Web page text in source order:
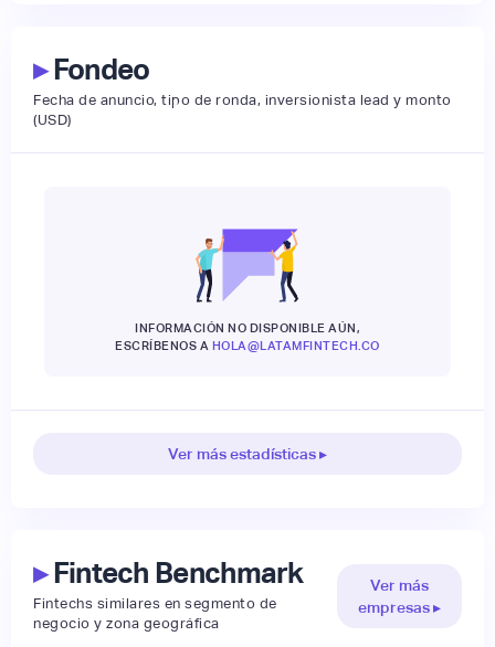
▸Fondeo
Fecha de anuncio, tipo de ronda, inversionista lead y monto
(USD)
INFORMACIÓN NO DISPONIBLE AÚN,
ESCRÍBENOS A HOLA@LATAMFINTECH.CO
Ver más estadísticas ▸
▸Fintech Benchmark
Fintechs similares en segmento de
negocio y zona geográfica
Ver más
empresas ▸